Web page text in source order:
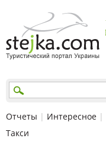
Отчеты | Интересное |
Такси